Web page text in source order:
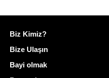
Mailo hakkında daha fazla bilgi
Biz Kimiz?
Bize Ulaşın
Bayi olmak